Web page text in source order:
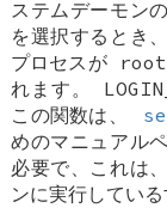
ステムデーモン
を選択するとき
プロセスが root
れます。
この関数は、
めのマニュアル
必要で、これは
ンに実行してい